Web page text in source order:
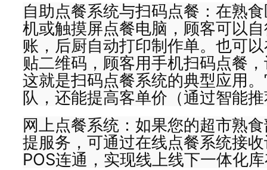
自助点餐系统与扫码点餐：在熟
机或触摸屏点餐电脑，顾客可以
账，后厨自动打印制作单。也可
贴二维码，顾客用手机扫码点餐
这就是扫码点餐系统的典型应用
队，还能提高客单价（通过智能
网上点餐系统：如果您的超市熟
提服务，可通过在线点餐系统接
POS连通，实现线上线下一体化